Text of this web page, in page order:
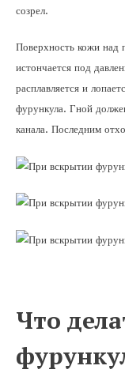
созрел.
Поверхность кожи над
истончается под
расплавляется и
фурункула. Гной
канала. Последним
Что